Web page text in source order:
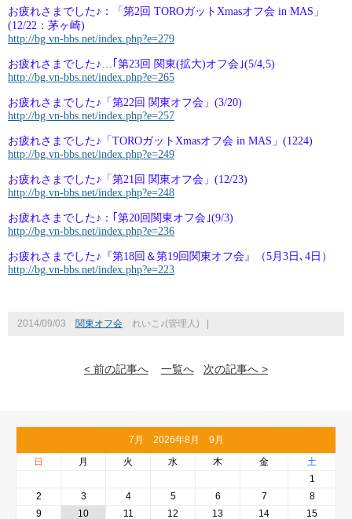
お疲れさまでした♪：「第2回 TOROガットXmasオフ会 in MAS」
(12/22：茅ヶ崎)
http://bg.vn-bbs.net/index.php?e=279
お疲れさまでした♪…｢第23回 関東(拡大)オフ会｣(5/4,5)
http://bg.vn-bbs.net/index.php?e=265
お疲れさまでした♪「第22回 関東オフ会」(3/20)
http://bg.vn-bbs.net/index.php?e=257
お疲れさまでした♪「TOROガットXmasオフ会 in MAS」(1224)
http://bg.vn-bbs.net/index.php?e=249
お疲れさまでした♪「第21回 関東オフ会」(12/23)
http://bg.vn-bbs.net/index.php?e=248
お疲れさまでした♪：｢第20回関東オフ会｣(9/3)
http://bg.vn-bbs.net/index.php?e=236
お疲れさまでした♪『第18回＆第19回関東オフ会』（5月3日､4日）
http://bg.vn-bbs.net/index.php?e=223
2014/09/03 関東オフ会 れいこ♪(管理人)
< 前の記事へ 一覧へ 次の記事へ >
7月 2026年8月 9月
日
月 火 水 木 金
土
1
2
3 4 5 6 7
8
9
10 11 12 13 14
15